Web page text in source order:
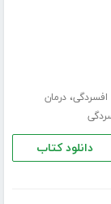
افسردگی،درمان
دانلود کتاب